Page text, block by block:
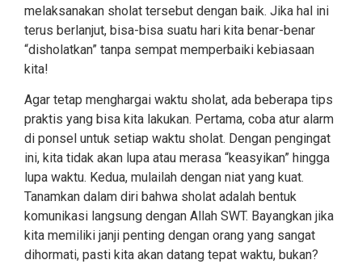
melaksanakan sholat tersebut dengan baik. Jika hal ini
terus berlanjut, bisa-bisa suatu hari kita benar-benar
“disholatkan” tanpa sempat memperbaiki kebiasaan
kita!
Agar tetap menghargai waktu sholat, ada beberapa tips
praktis yang bisa kita lakukan. Pertama, coba atur alarm
di ponsel untuk setiap waktu sholat. Dengan pengingat
ini, kita tidak akan lupa atau merasa “keasyikan” hingga
lupa waktu. Kedua, mulailah dengan niat yang kuat.
Tanamkan dalam diri bahwa sholat adalah bentuk
komunikasi langsung dengan Allah SWT. Bayangkan jika
kita memiliki janji penting dengan orang yang sangat
dihormati, pasti kita akan datang tepat waktu, bukan?